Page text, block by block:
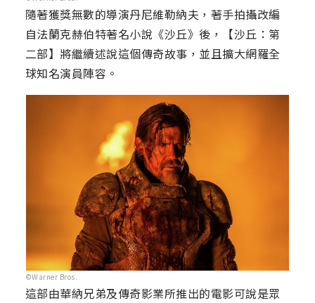
隨著獲獎無數的導演丹尼維勒納夫，著手拍攝改編
自法蘭克赫伯特著名小說《沙丘》後，【沙丘：第
二部】將繼續述說這個傳奇故事，並且擴大網羅全
球知名演員陣容。
©Warner Bros.
這部由華納兄弟及傳奇影業所推出的電影可說是眾